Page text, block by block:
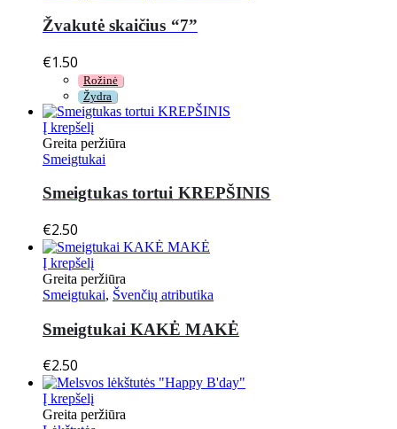
Žvakutė skaičius “7”
€1.50
Rožinė
Žydra
Į krepšelį
Greita peržiūra
Smeigtukai
Smeigtukas tortui KREPŠINIS
€2.50
Į krepšelį
Greita peržiūra
Smeigtukai, Švenčių atributika
Smeigtukai KAKĖ MAKĖ
€2.50
Į krepšelį
Greita peržiūra